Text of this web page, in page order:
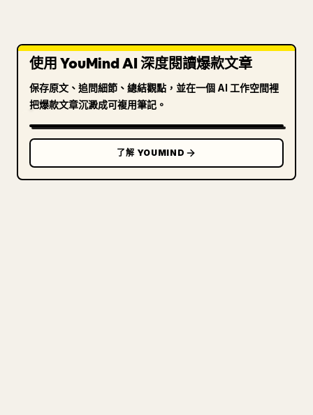
使用 YouMind AI 深度閱讀爆款文章
保存原文、追問細節、總結觀點，並在一個 AI 工作空間裡
把爆款文章沉澱成可複用筆記。
了解 YOUMIND